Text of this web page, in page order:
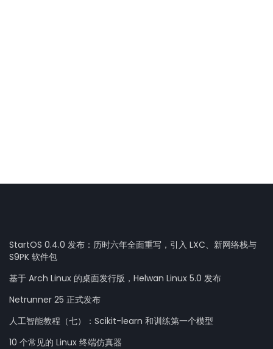
StartOS 0.4.0 发布：历时六年全面重写，引入 LXC、新网络栈与
S9PK 软件包
基于 Arch Linux 的桌面发行版，Helwan Linux 5.0 发布
Netrunner 25 正式发布
人工智能教程（七）：Scikit-learn 和训练第一个模型
10 个常见的 Linux 终端仿真器